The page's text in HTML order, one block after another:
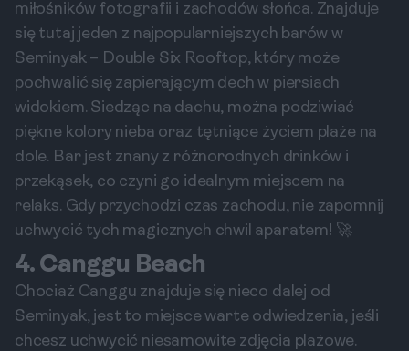
miłośników fotografii i zachodów słońca. Znajduje
się tutaj jeden z najpopularniejszych barów w
Seminyak – Double Six Rooftop, który może
pochwalić się zapierającym dech w piersiach
widokiem. Siedząc na dachu, można podziwiać
piękne kolory nieba oraz tętniące życiem plaże na
dole. Bar jest znany z różnorodnych drinków i
przekąsek, co czyni go idealnym miejscem na
relaks. Gdy przychodzi czas zachodu, nie zapomnij
uchwycić tych magicznych chwil aparatem! 🚀
4. Canggu Beach
Chociaż Canggu znajduje się nieco dalej od
Seminyak, jest to miejsce warte odwiedzenia, jeśli
chcesz uchwycić niesamowite zdjęcia plażowe.